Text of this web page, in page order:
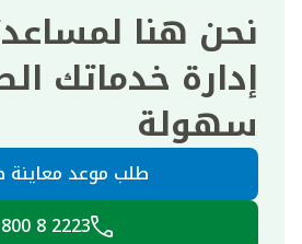
نحن هنا
إدارة خدماتك
سهولة
طلب موعد معاينة
2223 8 800